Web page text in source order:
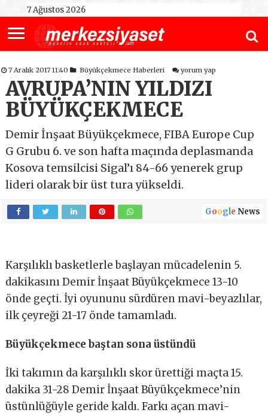
7 Ağustos 2026
7 Aralık 2017 11:40 Büyükçekmece Haberleri yorum yap
AVRUPA’NIN YILDIZI
BÜYÜKÇEKMECE
Demir İnşaat Büyükçekmece, FIBA Europe Cup
G Grubu 6. ve son hafta maçında deplasmanda
Kosova temsilcisi Sigal’ı 84-66 yenerek grup
lideri olarak bir üst tura yükseldi.
Google News
Karşılıklı basketlerle başlayan mücadelenin 5.
dakikasını Demir İnşaat Büyükçekmece 13-10
önde geçti. İyi oyununu sürdüren mavi-beyazlılar,
ilk çeyreği 21-17 önde tamamladı.
Büyükçekmece baştan sona üstündü
İki takımın da karşılıklı skor ürettiği maçta 15.
dakika 31-28 Demir İnşaat Büyükçekmece’nin
üstünlüğüyle geride kaldı. Farkı açan mavi-